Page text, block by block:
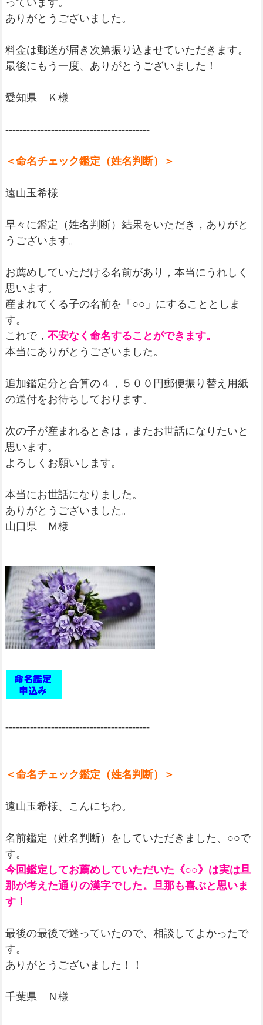
っています。
ありがとうございました。
料金は郵送が届き次第振り込ませていただきます。
最後にもう一度、ありがとうございました！
愛知県 Ｋ様
-----------------------------------------
＜命名チェック鑑定（姓名判断）＞
遠山玉希様
早々に鑑定（姓名判断）結果をいただき，ありがと
うございます。
お薦めしていただける名前があり，本当にうれしく
思います。
産まれてくる子の名前を「○○」にすることとしま
す。
これで， 不安なく命名することができます。
本当にありがとうございました。
追加鑑定分と合算の４，５００円郵便振り替え用紙
の送付をお待ちしております。
次の子が産まれるときは，またお世話になりたいと
思います。
よろしくお願いします。
本当にお世話になりました。
ありがとうございました。
山口県 Ｍ様
-----------------------------------------
＜命名チェック鑑定（姓名判断）＞
遠山玉希様、こんにちわ。
名前鑑定（姓名判断）をしていただきました、○○で
す。
今回鑑定してお薦めしていただいた《○○》は実は旦
那が考えた通りの漢字でした。旦那も喜ぶと思いま
す！
最後の最後で迷っていたので、相談してよかったで
す。
ありがとうございました！！
千葉県 Ｎ様